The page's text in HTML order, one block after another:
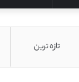
تصادفی
تازه ترین